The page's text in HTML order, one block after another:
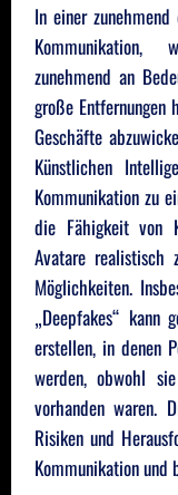
In einer
Kommunikation,
zunehmend an
große Entfernungen
Geschäfte
Künstlichen
Kommunikation zu
die Fähigkeit von
Avatare realistisch
Möglichkeiten.
„Deepfakes“ kann
erstellen, in denen
werden, obwohl
vorhanden waren.
Risiken und
Kommunikation und